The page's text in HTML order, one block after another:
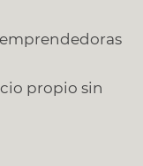
propio sin